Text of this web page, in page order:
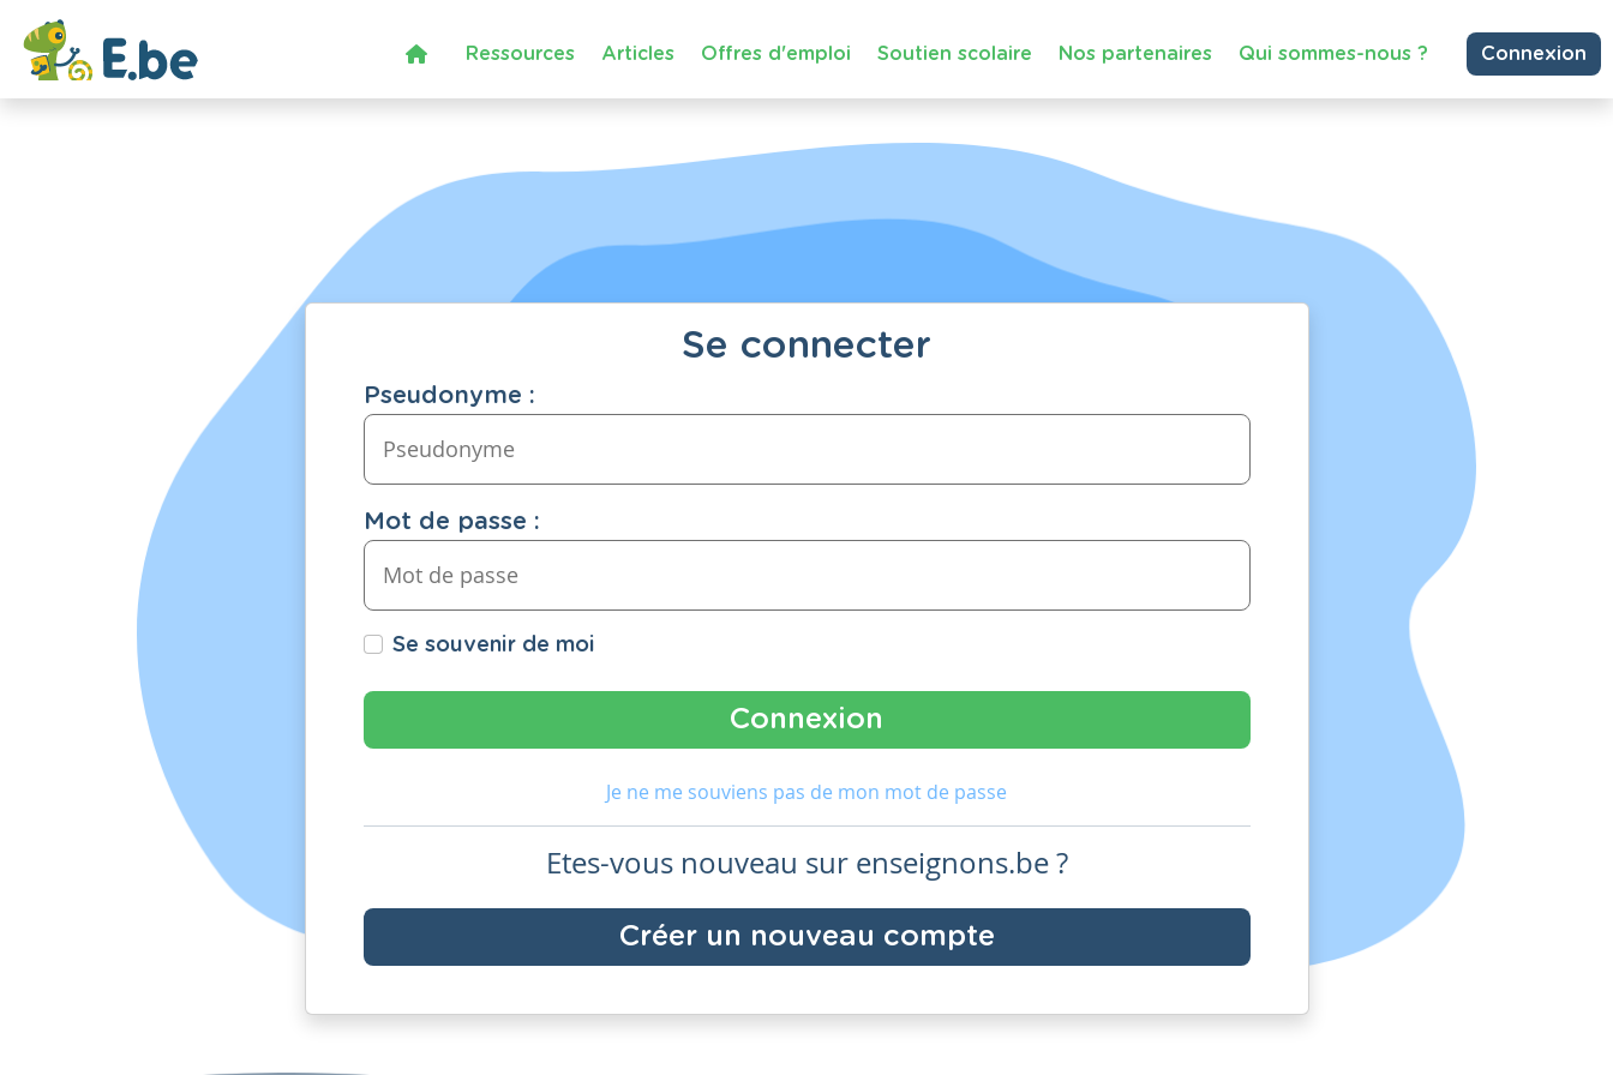
Ressources Articles Offres d'emploi Soutien scolaire Nos partenaires Qui sommes-nous ? Connexion
Se connecter
Pseudonyme :
Mot de passe :
Se souvenir de moi
Je ne me souviens pas de mon mot de passe
Etes-vous nouveau sur enseignons.be ?
Créer un nouveau compte